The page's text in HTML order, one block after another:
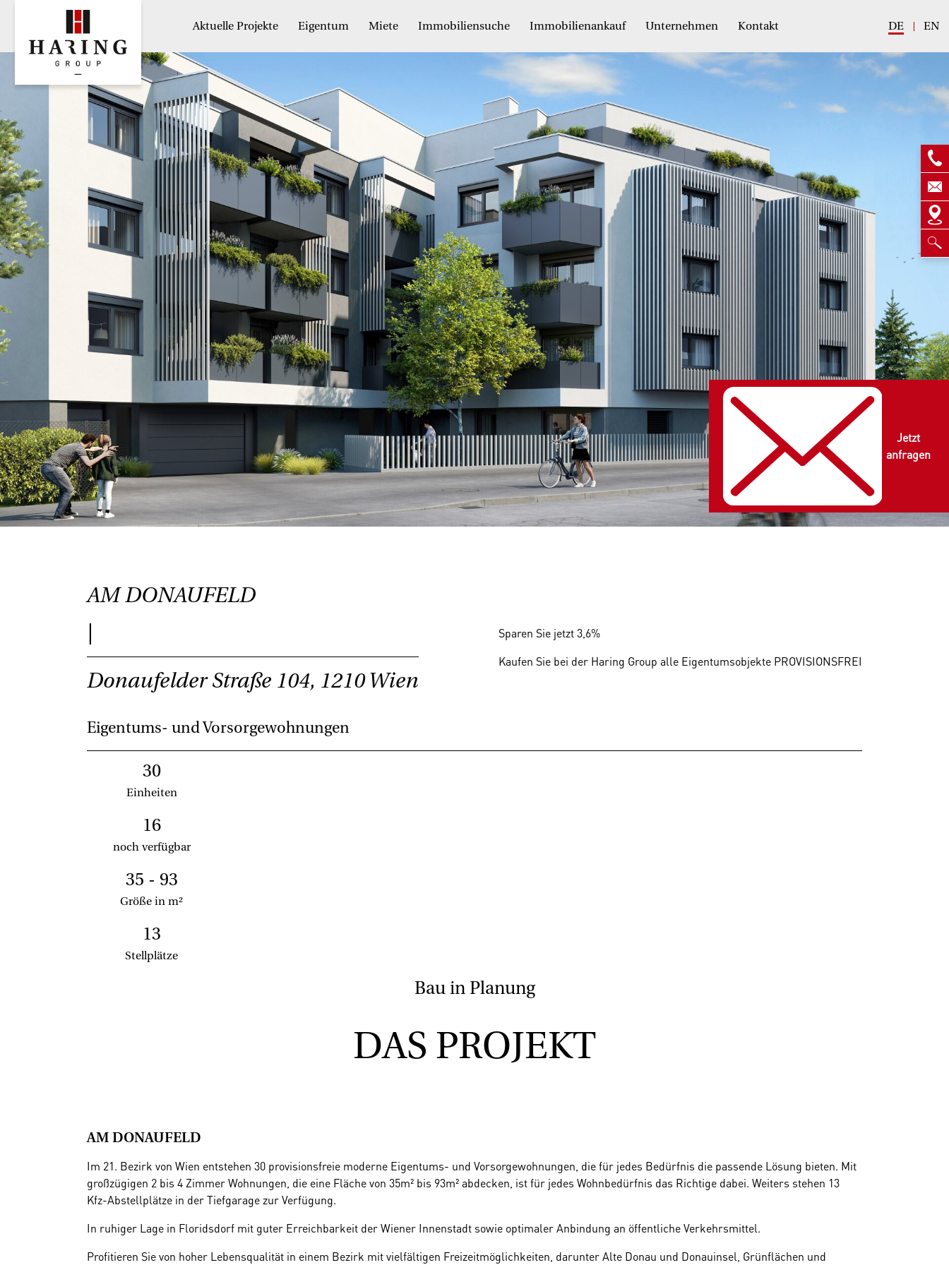
Aktuelle Projekte Eigentum Miete Immobiliensuche Immobilienankauf Unternehmen Kontakt DE EN
AM DONAUFELD
Donaufelder Straße 104, 1210 Wien
Eigentums- und Vorsorgewohnungen
Sparen Sie jetzt 3,6%
Kaufen Sie bei der Haring Group alle Eigentumsobjekte PROVISIONSFREI
30
Einheiten
16
noch verfügbar
35 - 93
Größe in m²
13
Stellplätze
Bau in Planung
DAS PROJEKT
AM DONAUFELD
Im 21. Bezirk von Wien entstehen 30 provisionsfreie moderne Eigentums- und Vorsorgewohnungen, die für jedes Bedürfnis die passende Lösung bieten. Mit
großzügigen 2 bis 4 Zimmer Wohnungen, die eine Fläche von 35m² bis 93m² abdecken, ist für jedes Wohnbedürfnis das Richtige dabei. Weiters stehen 13
Kfz-Abstellplätze in der Tiefgarage zur Verfügung.
In ruhiger Lage in Floridsdorf mit guter Erreichbarkeit der Wiener Innenstadt sowie optimaler Anbindung an öffentliche Verkehrsmittel.
Profitieren Sie von hoher Lebensqualität in einem Bezirk mit vielfältigen Freizeitmöglichkeiten, darunter Alte Donau und Donauinsel, Grünflächen und
Jetzt
anfragen